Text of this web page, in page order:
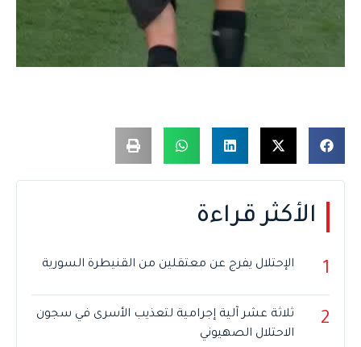
الأكثر قراءة
1 الإحتلال يفرج عن معتقلين من القنيطرة السورية
2
ثلاثة عشر آلية إجرامية لتعذيب الأسرى في سجون
الاحتلال الصهيوني